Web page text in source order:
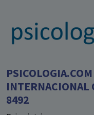
caso concreto, el
necesidades del
INTERNACIONAL
8492